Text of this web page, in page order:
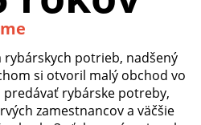
rybárskych potrieb, nadšený
si otvoril malý obchod vo
predávať rybárske potreby,
zamestnancov a väčšie